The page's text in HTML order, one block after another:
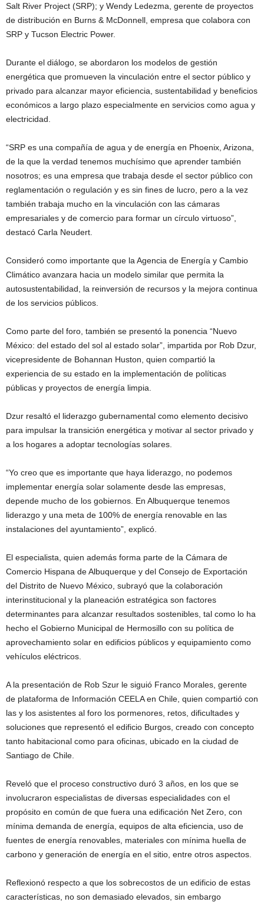
Salt River Project (SRP); y Wendy Ledezma, gerente de proyectos
de distribución en Burns & McDonnell, empresa que colabora con
SRP y Tucson Electric Power.
Durante el diálogo, se abordaron los modelos de gestión
energética que promueven la vinculación entre el sector público y
privado para alcanzar mayor eficiencia, sustentabilidad y beneficios
económicos a largo plazo especialmente en servicios como agua y
electricidad.
“SRP es una compañía de agua y de energía en Phoenix, Arizona,
de la que la verdad tenemos muchísimo que aprender también
nosotros; es una empresa que trabaja desde el sector público con
reglamentación o regulación y es sin fines de lucro, pero a la vez
también trabaja mucho en la vinculación con las cámaras
empresariales y de comercio para formar un círculo virtuoso”,
destacó Carla Neudert.
Consideró como importante que la Agencia de Energía y Cambio
Climático avanzara hacia un modelo similar que permita la
autosustentabilidad, la reinversión de recursos y la mejora continua
de los servicios públicos.
Como parte del foro, también se presentó la ponencia “Nuevo
México: del estado del sol al estado solar”, impartida por Rob Dzur,
vicepresidente de Bohannan Huston, quien compartió la
experiencia de su estado en la implementación de políticas
públicas y proyectos de energía limpia.
Dzur resaltó el liderazgo gubernamental como elemento decisivo
para impulsar la transición energética y motivar al sector privado y
a los hogares a adoptar tecnologías solares.
“Yo creo que es importante que haya liderazgo, no podemos
implementar energía solar solamente desde las empresas,
depende mucho de los gobiernos. En Albuquerque tenemos
liderazgo y una meta de 100% de energía renovable en las
instalaciones del ayuntamiento”, explicó.
El especialista, quien además forma parte de la Cámara de
Comercio Hispana de Albuquerque y del Consejo de Exportación
del Distrito de Nuevo México, subrayó que la colaboración
interinstitucional y la planeación estratégica son factores
determinantes para alcanzar resultados sostenibles, tal como lo ha
hecho el Gobierno Municipal de Hermosillo con su política de
aprovechamiento solar en edificios públicos y equipamiento como
vehículos eléctricos.
A la presentación de Rob Szur le siguió Franco Morales, gerente
de plataforma de Información CEELA en Chile, quien compartió con
las y los asistentes al foro los pormenores, retos, dificultades y
soluciones que representó el edificio Burgos, creado con concepto
tanto habitacional como para oficinas, ubicado en la ciudad de
Santiago de Chile.
Reveló que el proceso constructivo duró 3 años, en los que se
involucraron especialistas de diversas especialidades con el
propósito en común de que fuera una edificación Net Zero, con
mínima demanda de energía, equipos de alta eficiencia, uso de
fuentes de energía renovables, materiales con mínima huella de
carbono y generación de energía en el sitio, entre otros aspectos.
Reflexionó respecto a que los sobrecostos de un edificio de estas
características, no son demasiado elevados, sin embargo